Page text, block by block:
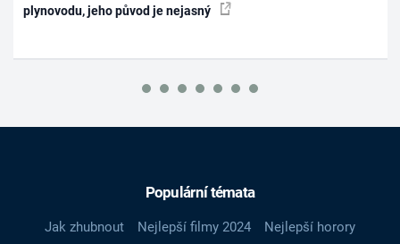
plynovodu, jeho původ je nejasný
Populární témata
Jak zhubnout Nejlepší filmy 2024
Nejlepší horory